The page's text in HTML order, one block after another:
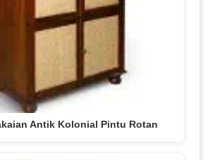
Antik Kolonial Pintu Rotan